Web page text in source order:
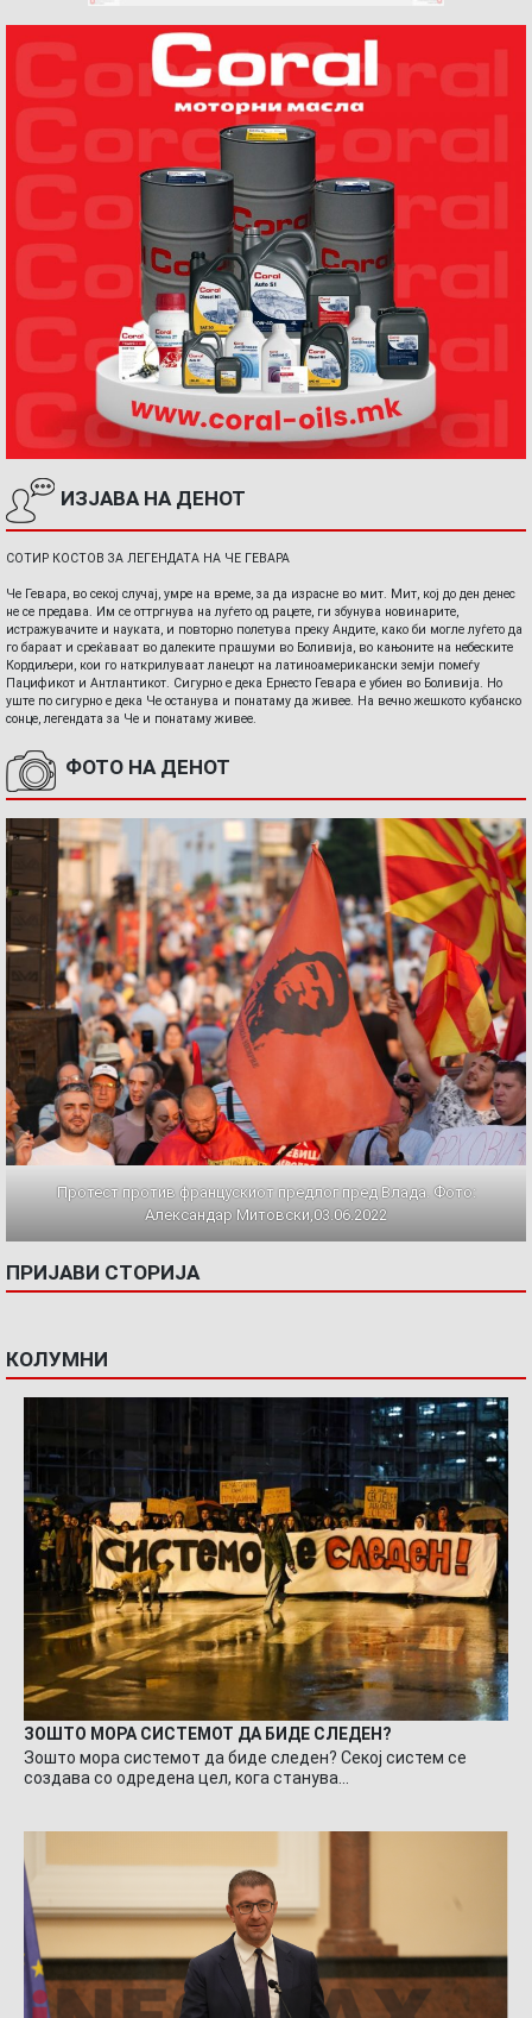
ИЗЈАВА НА ДЕНОТ
СОТИР КОСТОВ ЗА ЛЕГЕНДАТА НА ЧЕ ГЕВАРА
Че Гевара, во секој случај, умре на време, за да израсне во мит. Мит, кој до ден денес
не се предава. Им се оттргнува на луѓето од рацете, ги збунува новинарите,
истражувачите и науката, и повторно полетува преку Андите, како би могле луѓето да
го бараат и среќаваат во далеките прашуми во Боливија, во кањоните на небеските
Кордиљери, кои го наткрилуваат ланецот на латиноамерикански земји помеѓу
Пацификот и Антлантикот. Сигурно е дека Ернесто Гевара е убиен во Боливија. Но
уште по сигурно е дека Че останува и понатаму да живее. На вечно жешкото кубанско
сонце, легендата за Че и понатаму живее.
ФОТО НА ДЕНОТ
Протест против францускиот предлог пред Влада. Фото:
Александар Митовски,03.06.2022
ПРИЈАВИ СТОРИЈА
КОЛУМНИ
ЗОШТО МОРА СИСТЕМОТ ДА БИДЕ СЛЕДЕН?
Зошто мора системот да биде следен? Секој систем се
создава со одредена цел, кога станува…